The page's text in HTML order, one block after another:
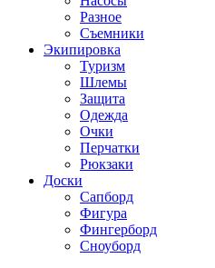
Разное
Съемники
Экипировка
Туризм
Шлемы
Защита
Одежда
Очки
Перчатки
Рюкзаки
Доски
Сапборд
Фигура
Фингерборд
Сноуборд